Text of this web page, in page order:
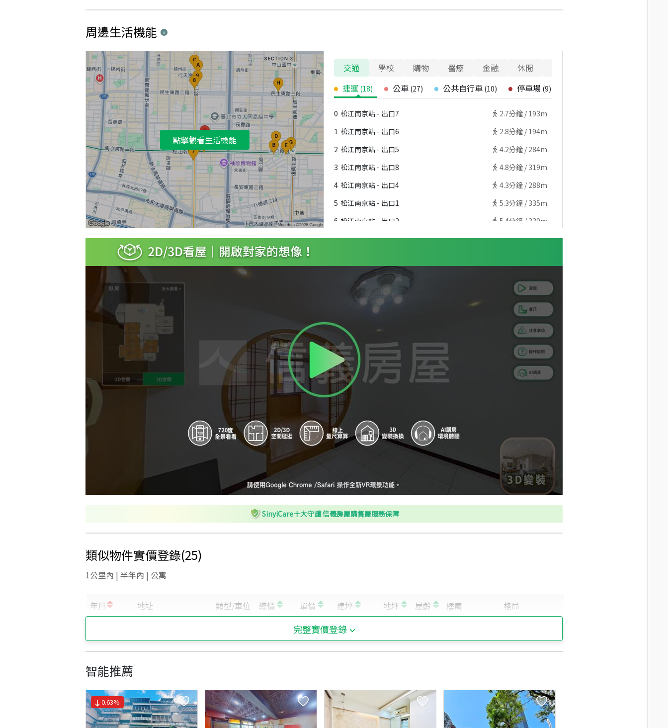
周邊生活機能
點擊觀看生活機能
交通 學校 購物 醫療 金融 休閒
捷運 (18) 公車 (27) 公共自行車 (10) 停車場 (9)
0 松江南京站 - 出口7 2.7分鐘 / 193m
1 松江南京站 - 出口6 2.8分鐘 / 194m
2 松江南京站 - 出口5 4.2分鐘 / 284m
3 松江南京站 - 出口8 4.8分鐘 / 319m
4 松江南京站 - 出口4 4.3分鐘 / 288m
5 松江南京站 - 出口1 5.3分鐘 / 335m
6 松江南京站 - 出口2 5.4分鐘 / 339m
7 松江南京站 - 出口3 5.8分鐘 /368m
行天宮站 - 出口2
行天宮站 - 出口3 分鐘 /832m
南京復興站 - 出口2 分鐘 / 924m
C 行天宮站 - 出口4 分鐘 / 912m
D 南京復興站 - 出口1 分鐘 /1000m
E 南京復興站 - 出口3 分鐘 /1063m
F 南京復興站 - 出口4 分鐘 /1063m
G
南京復興站 - 出口8
H 北大台北校區站(規劃中) - 出口
SinyiCare十大守護 信義房屋購售屋服務保障
類似物件實價登錄(25)
1公里內 | 半年內 | 公寓
完整實價登錄
智能推薦
0.63%